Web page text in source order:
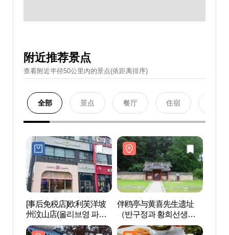
附近推荐景点
查看附近半径50公里內的景点(依距离排序)
全部 景点 餐厅 住宿
[事后免税店]欧利芙洋坡
州汶山店(올리브영 파주
문산점)
伴鸥亭与黄喜先生遗址
（반구정과 황희선생유
적지）